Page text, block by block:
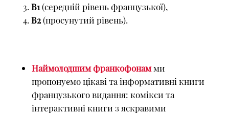
В1(середній рівень французької),
В2(просунутий рівень).
Наймолодшим франкофонамми
пропонуємо цікаві та інформативні книги
французького видання: комікси та
інтерактивні книги з яскравими